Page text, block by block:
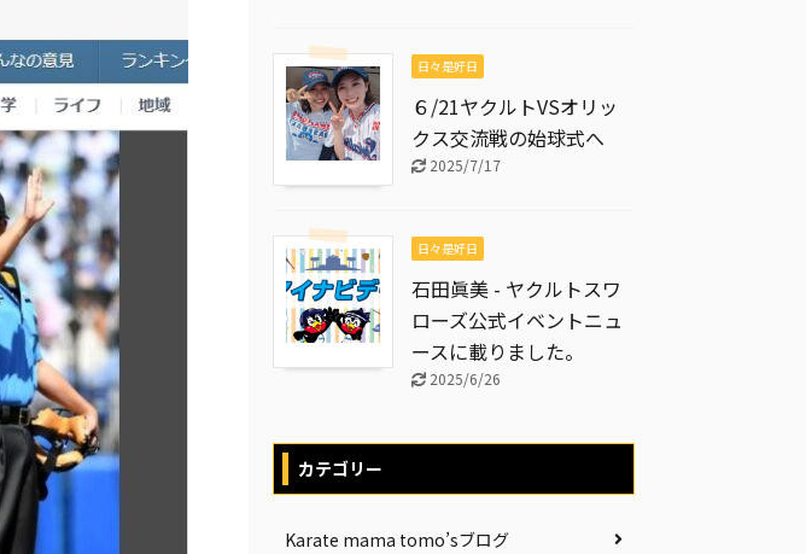
日々是好日
６/21ヤクルトVSオリッ
クス交流戦の始球式へ
2025/7/17
日々是好日
石田眞美 - ヤクルトスワ
ローズ公式イベントニュ
ースに載りました。
2025/6/26
カテゴリー
Karate mama tomo’sブログ